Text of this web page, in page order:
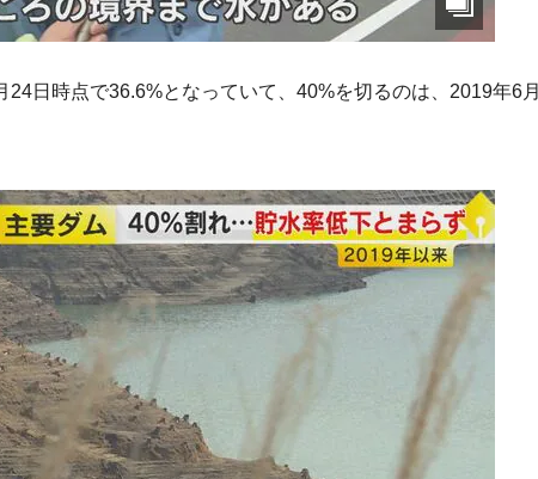
日時点で36.6%となっていて、40%を切るのは、2019年6月